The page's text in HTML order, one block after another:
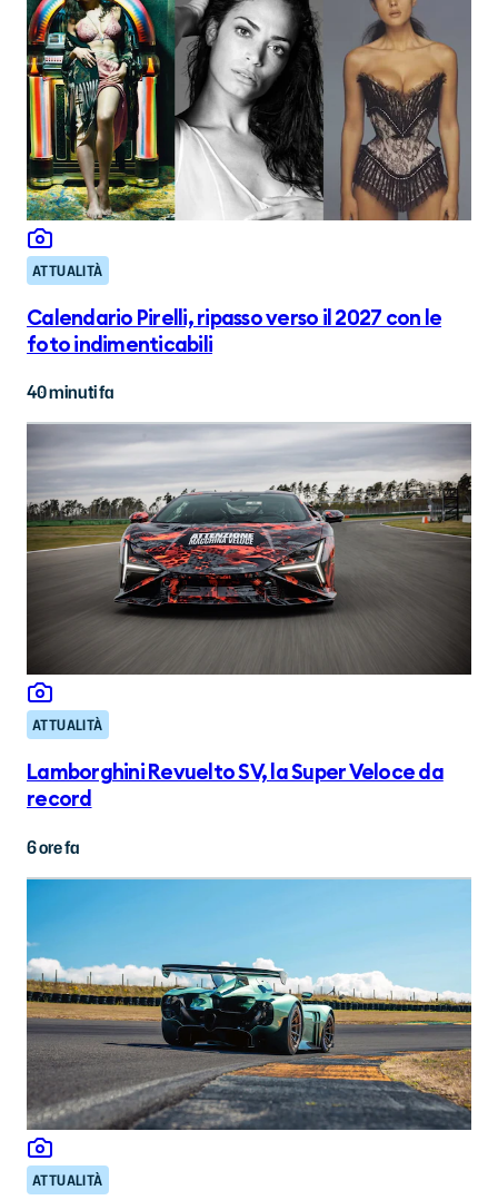
ATTUALITÀ
Calendario Pirelli, ripasso verso il 2027 con le
foto indimenticabili
40 minuti fa
ATTUALITÀ
Lamborghini Revuelto SV, la Super Veloce da
record
6 ore fa
ATTUALITÀ